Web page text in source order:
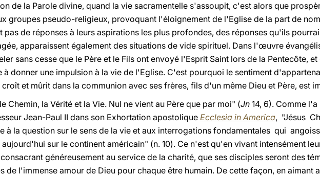
de la Parole divine, quand la vie sacramentelle s'assoupit, c'est alors que
groupes pseudo-religieux, provoquant l'éloignement de l'Eglise de la part de
pas de réponses à leurs aspirations les plus profondes, des réponses qu'ils
apparaissent également des situations de vide spirituel. Dans l'œuvre
sans cesse que le Père et le Fils ont envoyé l'Esprit Saint lors de la Pentecôte,
à donner une impulsion à la vie de l'Eglise. C'est pourquoi le sentiment
et mûrit dans la communion avec ses frères, fils d'un même Dieu et Père, est
Chemin, la Vérité et la Vie. Nul ne vient au Père que par moi" (Jn 14, 6). Comme
Jean-Paul II dans son Exhortation apostolique Ecclesia in America, "Jésus
à la question sur le sens de la vie et aux interrogations fondamentales qui
sur le continent américain" (n. 10). Ce n'est qu'en vivant intensément
généreusement au service de la charité, que ses disciples seront des
de l'immense amour de Dieu pour chaque être humain. De cette façon, en aimant